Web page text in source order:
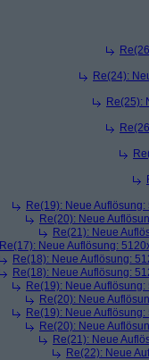
Re(24):
Re(25):
Re(19): Neue
Re(20): Neue
Re(21): Neue
Re(17): Neue Auflösung:
Re(18): Neue Auflösung:
Re(18): Neue Auflösung:
Re(19): Neue
Re(20): Neue
Re(19): Neue
Re(20): Neue
Re(21): Neue
Re(22): Neue